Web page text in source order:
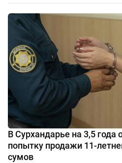
В Сурхандарье на 3,5
попытку продажи 11-
сумов